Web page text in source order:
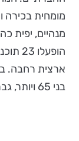
מומחית בכירה
מנהיים, יפית
בני 65 ויותר, גברים ונשים כאחד.